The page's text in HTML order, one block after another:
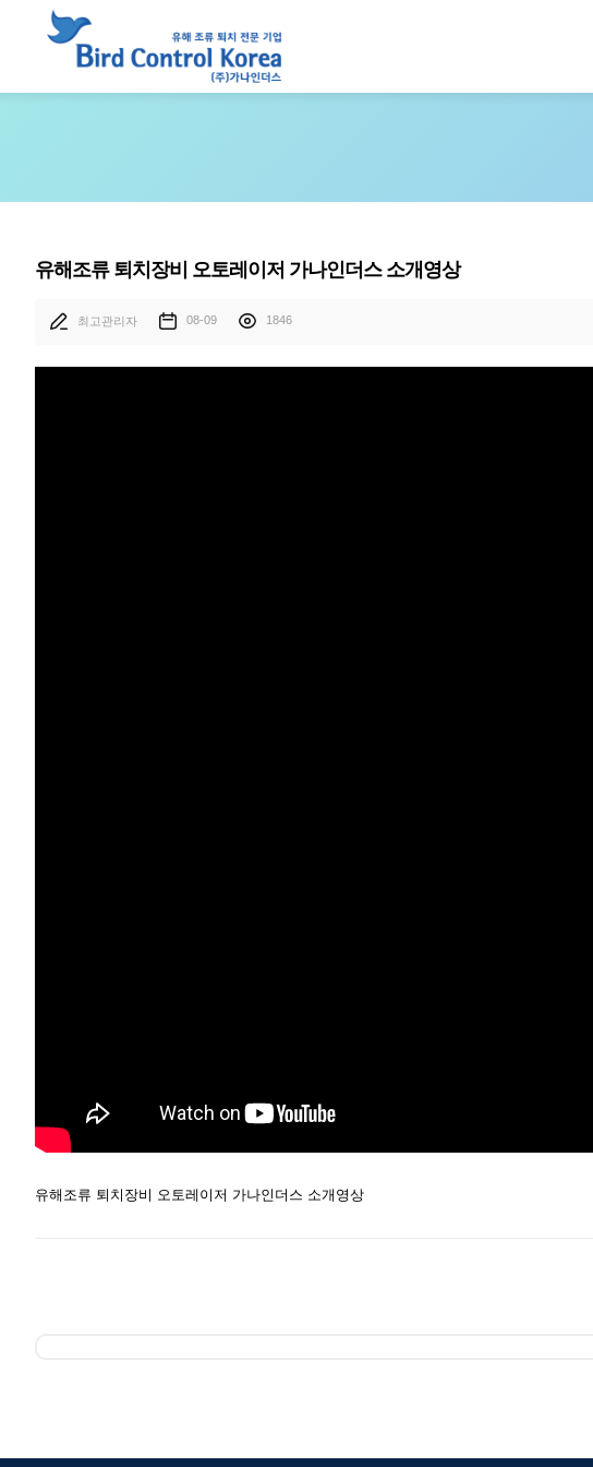
유해조류 퇴치장비 오토레이저 가나인더스 소개영상
최고관리자 08-09 1846
유해조류 퇴치장비 오토레이저 가나인더스 소개영상